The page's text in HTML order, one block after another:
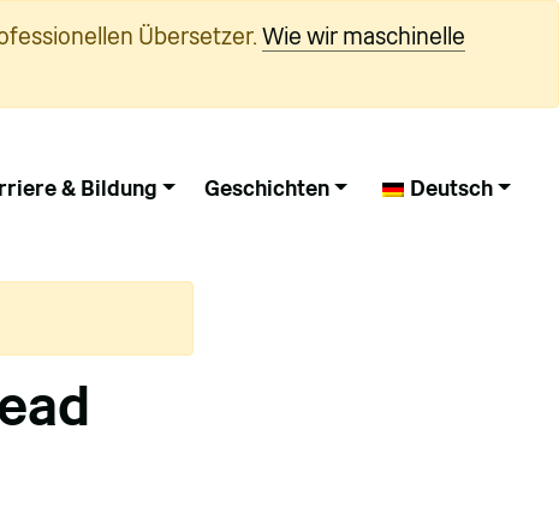
Übersetzer. Wie wir maschinelle
& Bildung Geschichten Deutsch